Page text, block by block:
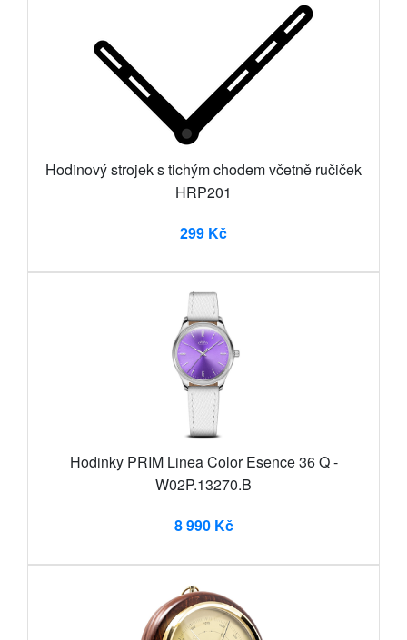
Hodinový strojek s tichým chodem včetně ručiček
HRP201
299 Kč
Hodinky PRIM Linea Color Esence 36 Q -
W02P.13270.B
8 990 Kč